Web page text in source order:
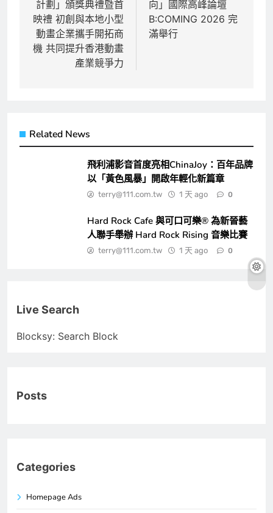
導
覽
計劃」頒獎典禮暨首
映禮 初創與本地小型
動畫企業攜手開拓商
機 共同提升香港動畫
產業競爭力
向」國際高峰論壇
B:COMING 2026 完
滿舉行
Related News
飛利浦影音首度亮相ChinaJoy：百年品牌
以「黃色風暴」開啟年輕化新篇章
terry@111.com.tw 1 天 ago 0
Hard Rock Cafe 與可口可樂® 為新晉藝
人聯手舉辦 Hard Rock Rising 音樂比賽
terry@111.com.tw 1 天 ago 0
Live Search
Blocksy: Search Block
Posts
Categories
Homepage Ads